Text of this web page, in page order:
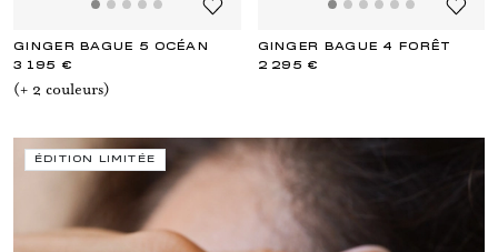
ÉDITION LIMITÉE
GINGER BAGUE 5 OCÉAN
3 195 €
(+ 2 couleurs)
GINGER BAGUE 4 FORÊT
2 295 €